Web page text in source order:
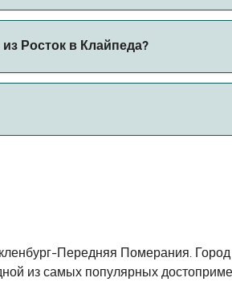
Росток в Клайпеда?
время вы можете брать животных
Передняя Померания.
из самых популярных